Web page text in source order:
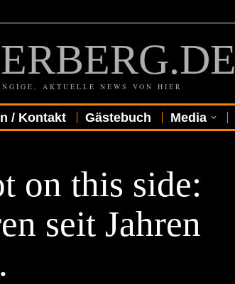
AKTUELLE NEWS VON HIER
/ Kontakt Gästebuch Media
on this side:
seit Jahren